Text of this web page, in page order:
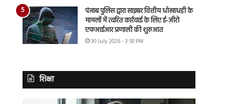
पंजाब पुलिस द्वारा साइबर वित्तीय धोखाधड़ी के
मामलों में त्वरित कार्रवाई के लिए ई-ज़ीरो
एफआईआर प्रणाली की शुरुआत
30 July 2026 - 3:50 PM
शिक्षा